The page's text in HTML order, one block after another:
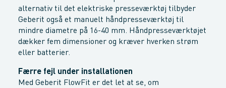
alternativ til det elektriske presseværktøj tilbyder
Geberit også et manuelt håndpresseværktøj til
mindre diametre på 16-40 mm. Håndpresseværktøjet
dækker fem dimensioner og kræver hverken strøm
eller batterier.
Færre fejl under installationen
Med Geberit FlowFit er det let at se, om